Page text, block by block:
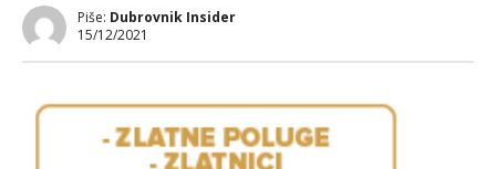
Piše: Dubrovnik Insider
15/12/2021